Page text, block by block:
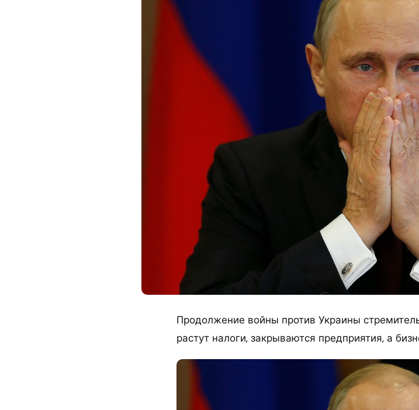
Продолжение войны против Украины
растут налоги, закрываются предприятия, а